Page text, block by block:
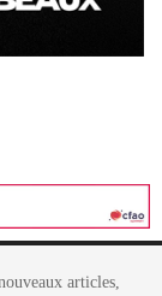
articles,